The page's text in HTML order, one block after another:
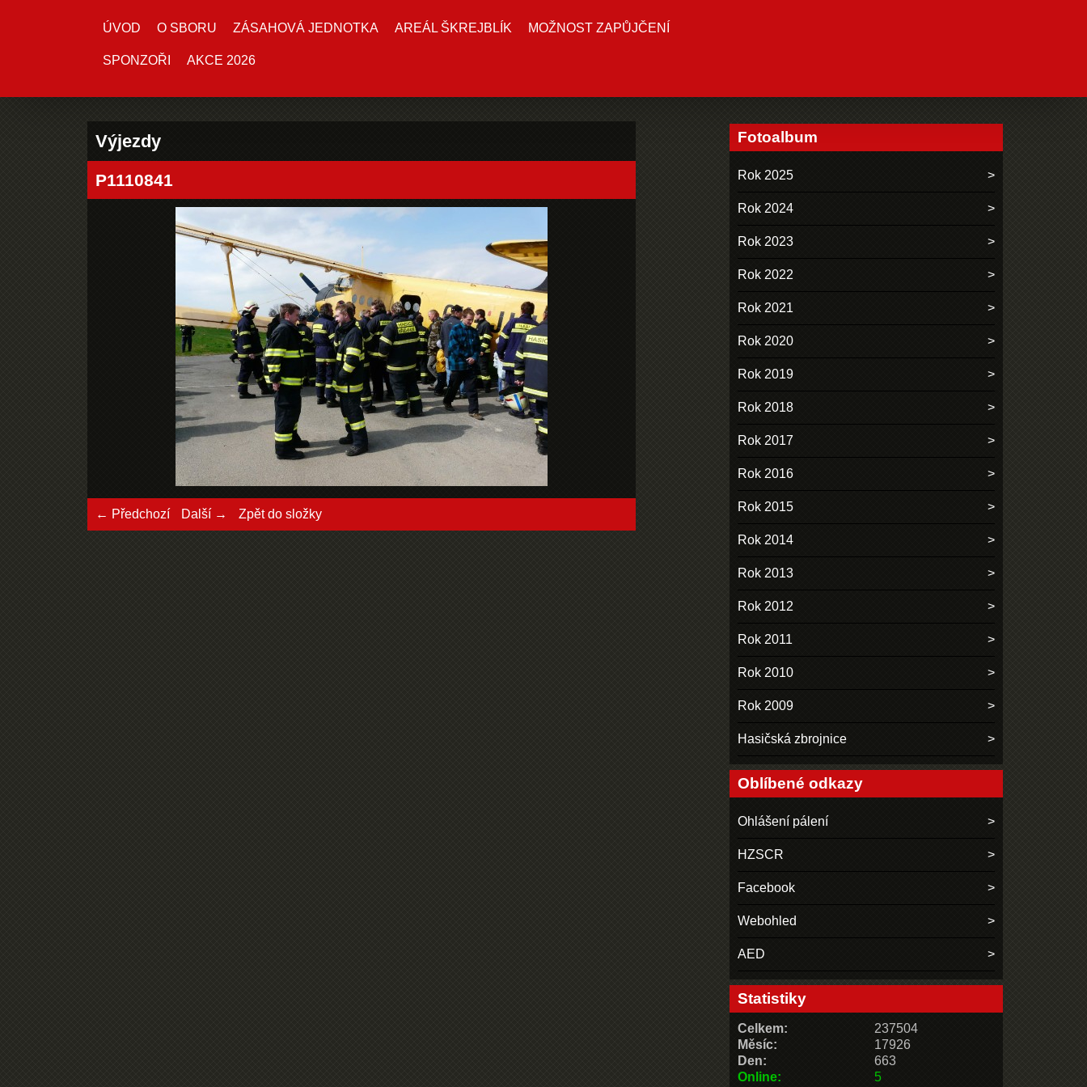
ÚVOD O SBORU ZÁSAHOVÁ JEDNOTKA AREÁL ŠKREJBLÍK MOŽNOST ZAPŮJČENÍ
SPONZOŘI AKCE 2026
Výjezdy
P1110841
← Předchozí Další → Zpět do složky
Fotoalbum
Rok 2025
Rok 2024
Rok 2023
Rok 2022
Rok 2021
Rok 2020
Rok 2019
Rok 2018
Rok 2017
Rok 2016
Rok 2015
Rok 2014
Rok 2013
Rok 2012
Rok 2011
Rok 2010
Rok 2009
Hasičská zbrojnice
Oblíbené odkazy
Ohlášení pálení
HZSCR
Facebook
Webohled
AED
Statistiky
Online: 5
Celkem:
237504
Měsíc:
17926
Den:
663